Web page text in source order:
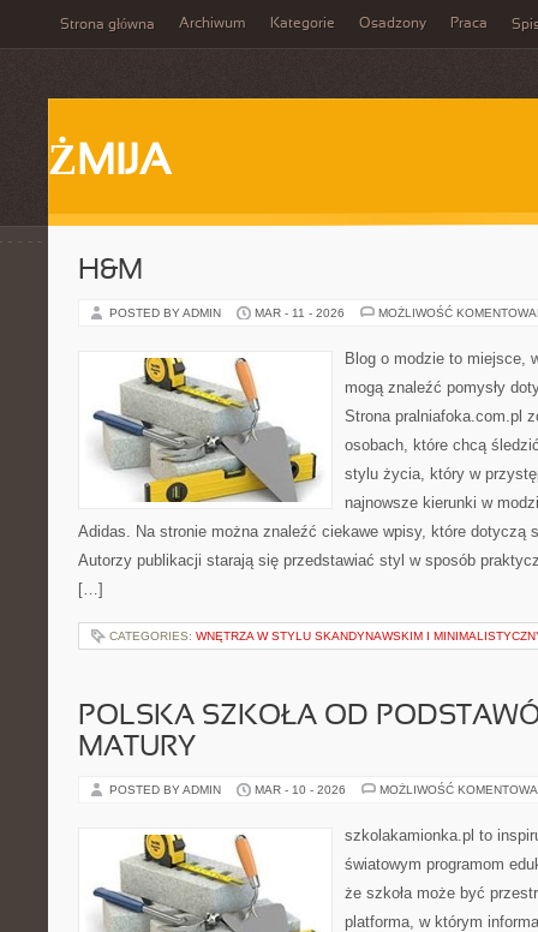
Strona główna Archiwum Kategorie Osadzony Praca
ŻMIJA
H&M
POSTED BY ADMIN MAR - 11 - 2026 MOŻLIWOŚĆ
Blog o modzie to miejsce,
mogą znaleźć pomysły
Strona pralniafoka.com.pl
osobach, które chcą
stylu życia, który w
najnowsze kierunki w
Adidas. Na stronie można znaleźć ciekawe wpisy, które dotyczą
Autorzy publikacji starają się przedstawiać styl w sposób
[…]
CATEGORIES: WNĘTRZA W STYLU SKANDYNAWSKIM I
POLSKA SZKOŁA OD
MATURY
POSTED BY ADMIN MAR - 10 - 2026 MOŻLIWOŚĆ
szkolakamionka.pl to
światowym programom
że szkoła może być
platforma, w którym